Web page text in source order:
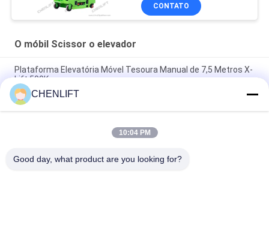
CONTATO
O móbil Scissor o elevador
Plataforma Elevatória Móvel Tesoura Manual de 7,5 Metros X-
Lift 500Kg
Plataforma Tesoura Elétrica Pequena 14M Com Dispositivo
Motorizado Capacidade de Carga de 450Kg
Mini Manual empurrando 3,9 metros plataforma de trabalho
CHENLIFT
10:04 PM
Good day, what product are you looking for?